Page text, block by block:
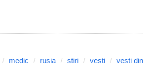
medic rusia stiri vesti
vesti din